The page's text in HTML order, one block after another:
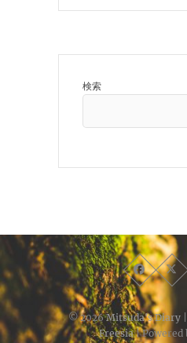
検索
© 2026Mitsuda's Diary|
Freesia| Powered